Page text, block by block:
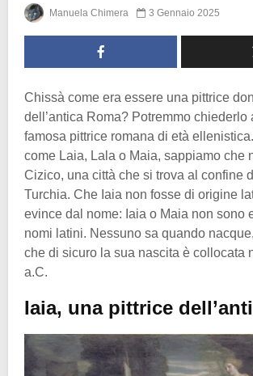
Manuela Chimera 3 Gennaio 2025
Chissà come era essere una pittrice
dell’antica Roma? Potremmo chiederlo
famosa pittrice romana di età
come Laia, Lala o Maia, sappiamo che
Cizico, una città che si trova al confine
Turchia. Che Iaia non fosse di origine
evince dal nome: Iaia o Maia non sono
nomi latini. Nessuno sa quando
che di sicuro la sua nascita è collocata
a.C.
Iaia, una pittrice